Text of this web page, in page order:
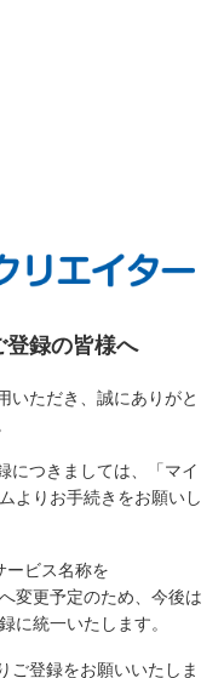
登録の皆様へ
いただき、誠にありがと
つきましては、
「マイ
よりお手続きをお願いし
ービス名称を
変更予定のため、 今後は
に統一いたします。
ご登録をお願いいたしま